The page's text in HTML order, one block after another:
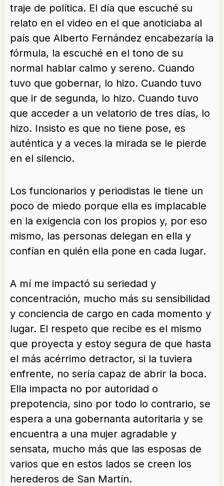
traje de política. El día que escuché su
relato en el video en el que anoticiaba al
país que Alberto Fernández encabezaría la
fórmula, la escuché en el tono de su
normal hablar calmo y sereno. Cuando
tuvo que gobernar, lo hizo. Cuando tuvo
que ir de segunda, lo hizo. Cuando tuvo
que acceder a un velatorio de tres días, lo
hizo. Insisto es que no tiene pose, es
auténtica y a veces la mirada se le pierde
en el silencio.
Los funcionarios y periodistas le tiene un
poco de miedo porque ella es implacable
en la exigencia con los propios y, por eso
mismo, las personas delegan en ella y
confían en quién ella pone en cada lugar.
A mí me impactó su seriedad y
concentración, mucho más su sensibilidad
y conciencia de cargo en cada momento y
lugar. El respeto que recibe es el mismo
que proyecta y estoy segura de que hasta
el más acérrimo detractor, si la tuviera
enfrente, no sería capaz de abrir la boca.
Ella impacta no por autoridad o
prepotencia, sino por todo lo contrario, se
espera a una gobernanta autoritaria y se
encuentra a una mujer agradable y
sensata, mucho más que las esposas de
varios que en estos lados se creen los
herederos de San Martín.